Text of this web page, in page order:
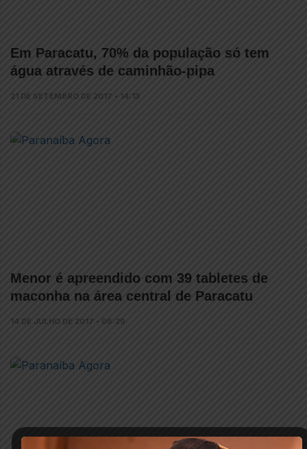
Em Paracatu, 70% da população só tem
água através de caminhão-pipa
21 DE SETEMBRO DE 2017 • 14:13
Menor é apreendido com 39 tabletes de
maconha na área central de Paracatu
14 DE JULHO DE 2017 • 06:29